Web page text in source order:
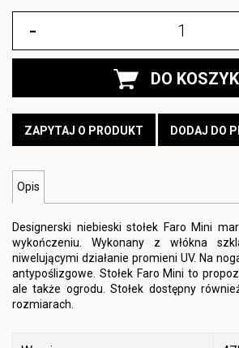
-
DO
ZAPYTAJ O PRODUKT DODAJ DO
Opis
Designerski niebieski stołek Faro Mini
wykończeniu. Wykonany z włókna
niwelującymi działanie promieni UV. Na
antypoślizgowe. Stołek Faro Mini to
ale także ogrodu. Stołek dostępny
rozmiarach.